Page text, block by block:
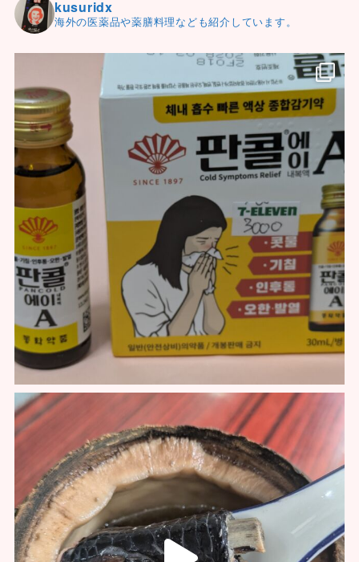
kusuridx
海外の医薬品や薬膳料理なども紹介しています。